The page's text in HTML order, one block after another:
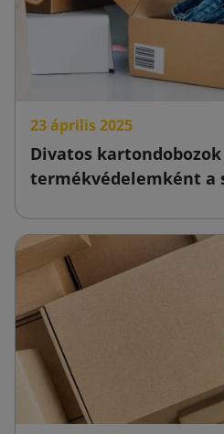
23 április 2025
Divatos
termékvédelemként a